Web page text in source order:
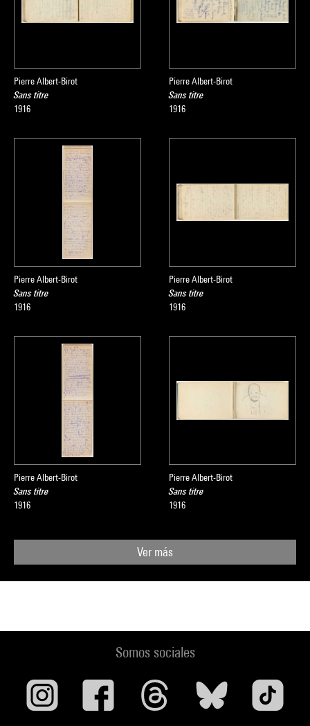
Pierre Albert-Birot
Sans titre
1916
Pierre Albert-Birot
Sans titre
1916
Pierre Albert-Birot
Sans titre
1916
Pierre Albert-Birot
Sans titre
1916
Pierre Albert-Birot
Sans titre
1916
Pierre Albert-Birot
Sans titre
1916
Ver más
Somos sociales